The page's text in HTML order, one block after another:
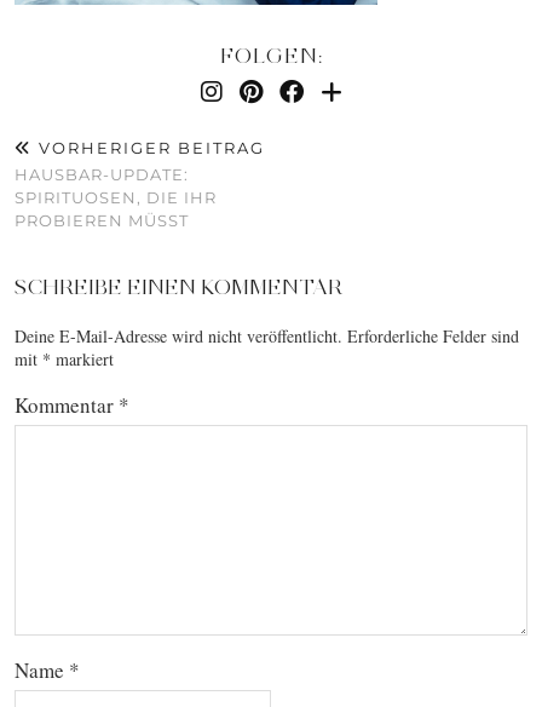
FOLGEN:
VORHERIGER BEITRAG
HAUSBAR-UPDATE:
SPIRITUOSEN, DIE IHR
PROBIEREN MÜSST
SCHREIBE EINEN KOMMENTAR
Deine E-Mail-Adresse wird nicht veröffentlicht. Erforderliche Felder sind
mit * markiert
Kommentar *
Name *